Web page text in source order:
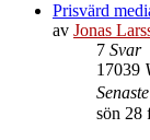
Prisvärd
av Jonas
7 Svar
17039
sön 28